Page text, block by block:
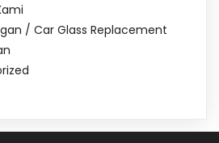
/ Car Glass Replacement